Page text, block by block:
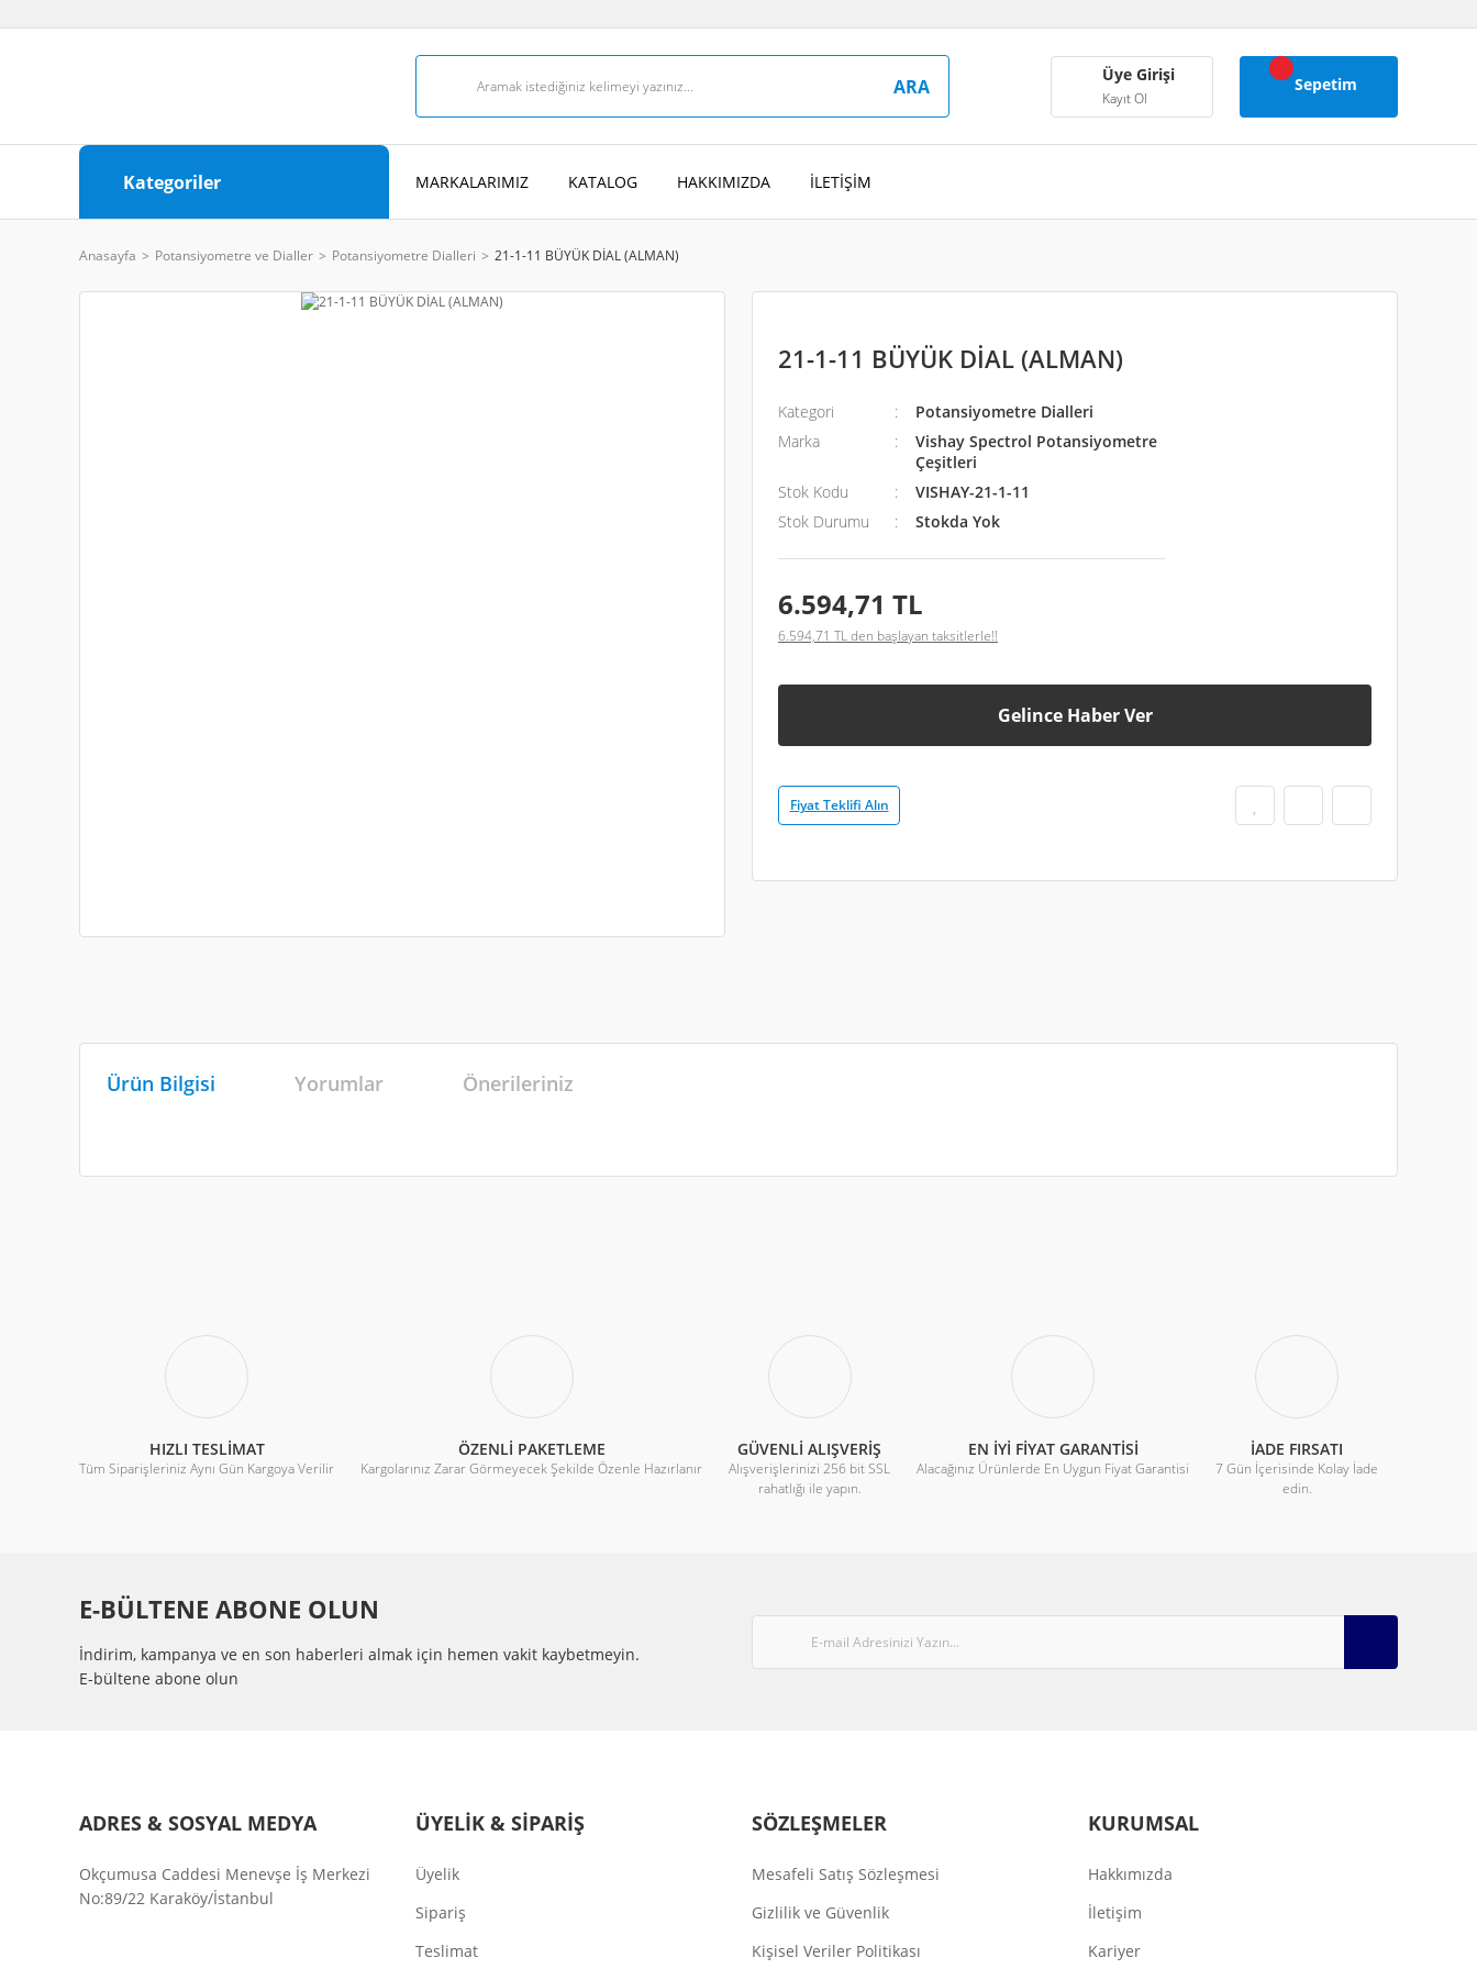
ARA Üye Girişi
Kayıt Ol
Sepetim
Kategoriler MARKALARIMIZ KATALOG HAKKIMIZDA İLETİŞİM
Anasayfa Potansiyometre ve Dialler Potansiyometre Dialleri 21-1-11 BÜYÜK DİAL (ALMAN)
21-1-11 BÜYÜK DİAL (ALMAN)
Kategori
Potansiyometre Dialleri
Marka
Vishay Spectrol Potansiyometre
Çeşitleri
Stok Kodu
VISHAY-21-1-11
Stok Durumu
Stokda Yok
6.594,71 TL
6.594,71 TL den başlayan taksitlerle!!
Gelince Haber Ver
Fiyat Teklifi Alın
Ürün Bilgisi Yorumlar Önerileriniz
Ürün açıklamasında eksik bilgiler bulunuyor.
Ürün fiyatı diğer sitelerden daha pahalı.
Bu ürüne benzer farklı alternatifler olmalı.
Gönder
HIZLI TESLİMAT
Tüm Siparişleriniz Aynı Gün Kargoya Verilir
ÖZENLİ PAKETLEME
Kargolarınız Zarar Görmeyecek Şekilde Özenle Hazırlanır
GÜVENLİ ALIŞVERİŞ
Alışverişlerinizi 256 bit SSL
rahatlığı ile yapın.
EN İYİ FİYAT GARANTİSİ
Alacağınız Ürünlerde En Uygun Fiyat Garantisi
İADE FIRSATI
7 Gün İçerisinde Kolay İade
edin.
E-BÜLTENE ABONE OLUN
İndirim, kampanya ve en son haberleri almak için hemen vakit kaybetmeyin.
E-bültene abone olun
ADRES & SOSYAL MEDYA
Okçumusa Caddesi Menevşe İş Merkezi
No:89/22 Karaköy/İstanbul
ÜYELİK & SİPARİŞ
Üyelik
Sipariş
Teslimat
SÖZLEŞMELER
Mesafeli Satış Sözleşmesi
Gizlilik ve Güvenlik
Kişisel Veriler Politikası
KURUMSAL
Hakkımızda
İletişim
Kariyer